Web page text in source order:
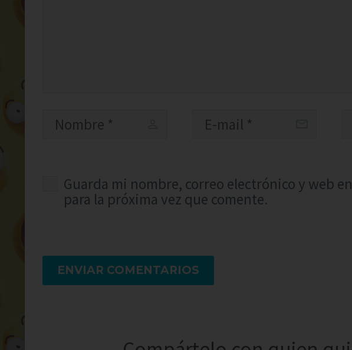
Guarda mi nombre, correo electrónico y web
para la próxima vez que comente.
ENVIAR COMENTARIOS